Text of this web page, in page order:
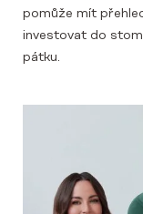
pomůže mít
investovat do
pátku.